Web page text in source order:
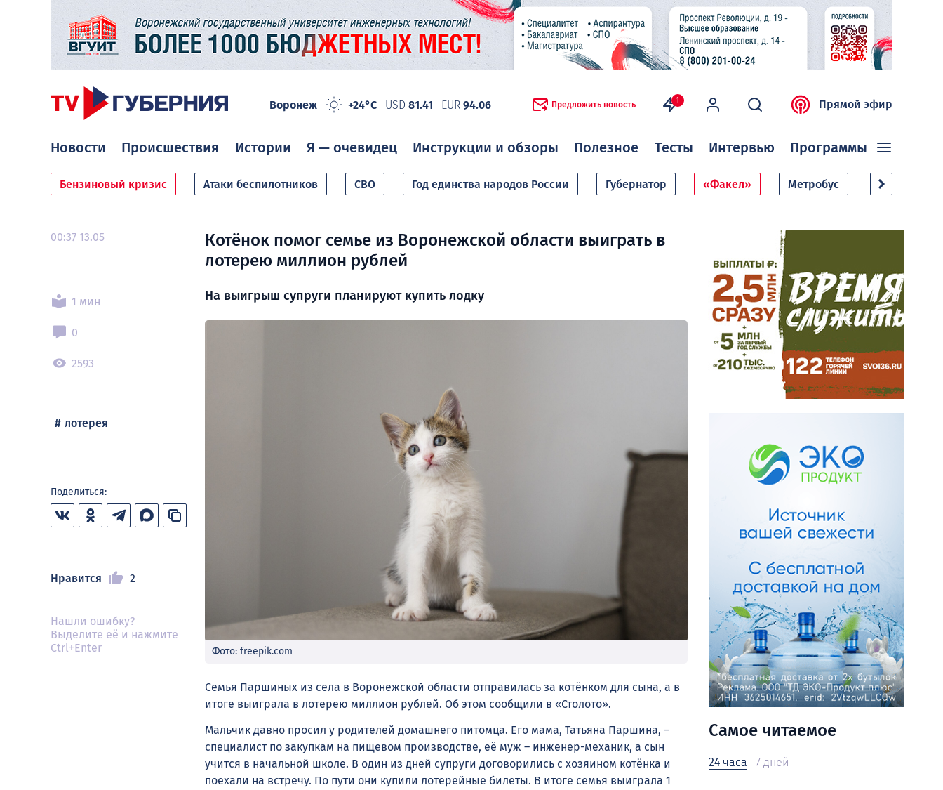
Воронеж +24°C USD 81.41 EUR 94.06 Предложить новость 1 Прямой эфир
Новости Происшествия Истории Я — очевидец Инструкции и обзоры Полезное Тесты Интервью Программы
Бензиновый кризис Атаки беспилотников СВО Год единства народов России Губернатор «Факел» Метробус Дачный
00:37 13.05
1 мин
0
2593
лотерея
Поделиться:
Нравится 2
Нашли ошибку?
Выделите её и нажмите
Ctrl+Enter
Котёнок помог семье из Воронежской области выиграть в
лотерею миллион рублей
На выигрыш супруги планируют купить лодку
Фото: freepik.com
Семья Паршиных из села в Воронежской области отправилась за котёнком для сына, а в
итоге выиграла в лотерею миллион рублей. Об этом сообщили в «Столото».
Мальчик давно просил у родителей домашнего питомца. Его мама, Татьяна Паршина, –
специалист по закупкам на пищевом производстве, её муж – инженер-механик, а сын
учится в начальной школе. В один из дней супруги договорились с хозяином котёнка и
поехали на встречу. По пути они купили лотерейные билеты. В итоге семья выиграла 1
Самое читаемое
24 часа 7 дней